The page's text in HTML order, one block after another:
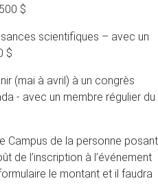
$
scientifiques – avec un
$
(mai à avril) à un congrès
- avec un membre régulier du
Campus de la personne posant
de l’inscription à l’événement
le montant et il faudra